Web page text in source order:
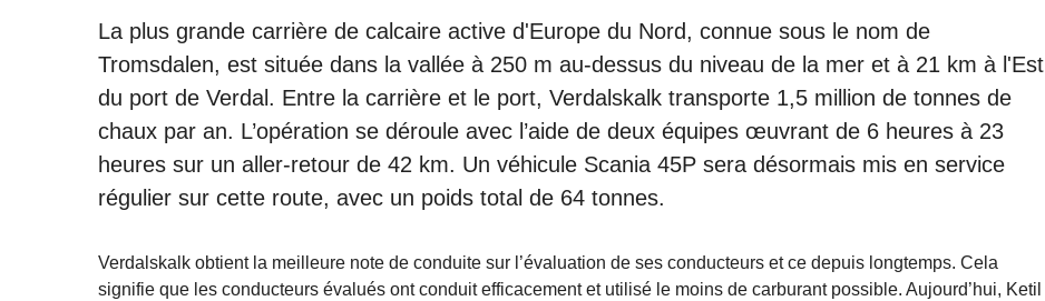
La plus grande carrière de calcaire active d'Europe du Nord, connue sous le nom de
Tromsdalen, est située dans la vallée à 250 m au-dessus du niveau de la mer et à 21 km à l'Est
du port de Verdal. Entre la carrière et le port, Verdalskalk transporte 1,5 million de tonnes de
chaux par an. L’opération se déroule avec l’aide de deux équipes œuvrant de 6 heures à 23
heures sur un aller-retour de 42 km. Un véhicule Scania 45P sera désormais mis en service
régulier sur cette route, avec un poids total de 64 tonnes.
Verdalskalk obtient la meilleure note de conduite sur l’évaluation de ses conducteurs et ce depuis longtemps. Cela
signifie que les conducteurs évalués ont conduit efficacement et utilisé le moins de carburant possible. Aujourd’hui, Ketil